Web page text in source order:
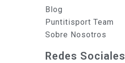
Blog
Puntitisport Team
Sobre Nosotros
Redes Sociales